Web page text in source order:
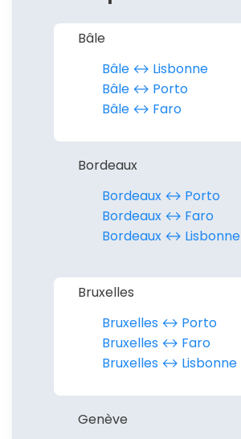
Bâle
Bâle ↔︎ Lisbonne
Bâle ↔︎ Porto
Bâle ↔︎ Faro
Bordeaux
Bordeaux ↔︎ Porto
Bordeaux ↔︎ Faro
Bordeaux ↔︎ Lisbonne
Bruxelles
Bruxelles ↔︎ Porto
Bruxelles ↔︎ Faro
Bruxelles ↔︎ Lisbonne
Genève
confidentialité.